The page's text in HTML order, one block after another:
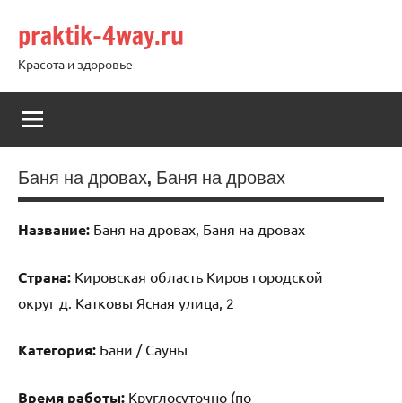
содержимому
praktik-4way.ru
Красота и здоровье
Баня на дровах, Баня на дровах
Название: Баня на дровах, Баня на дровах
Страна: Кировская область Киров городской
округ д. Катковы Ясная улица, 2
Категория: Бани / Сауны
Время работы: Круглосуточно (по